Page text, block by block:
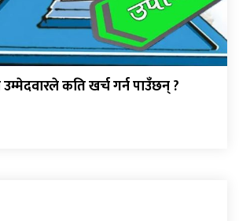
कति खर्च गर्न पाउँछन् ?